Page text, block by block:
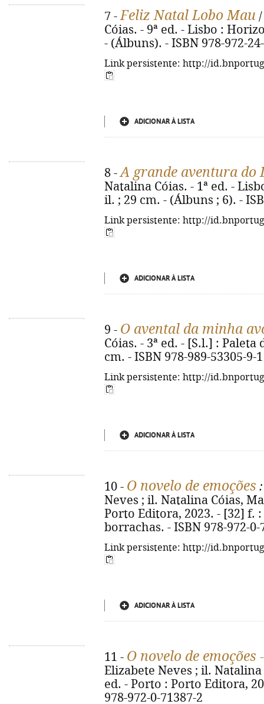
7 -Feliz Natal Lobo Mau
Cóias. - 9ª ed. - Lisbo :
- (Álbuns). - ISBN 978-972-
Link persistente: http://
ADICIONAR À LISTA
8 -A grande aventura do
Natalina Cóias. - 1ª ed. -
il. ; 29 cm. - (Álbuns ; 6). -
Link persistente: http://
ADICIONAR À LISTA
9 - O avental da minha
Cóias. - 3ª ed. - [S.l.] :
cm. - ISBN 978-989-53305-9-1
Link persistente: http://
ADICIONAR À LISTA
10 - O novelo de emoções
Neves ; il. Natalina Cóias,
Porto Editora, 2023. - [32] f.
borrachas. - ISBN 978-972-0-
Link persistente: http://
ADICIONAR À LISTA
11 - O novelo de
Elizabete Neves ; il.
ed. - Porto : Porto Editora,
978-972-0-71387-2